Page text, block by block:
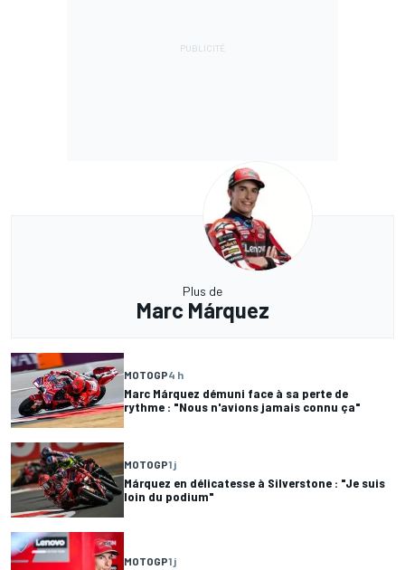
Plus de
Marc Márquez
MOTOGP4 h
Marc Márquez démuni face à sa perte de
rythme : "Nous n'avions jamais connu ça"
MOTOGP1 j
Márquez en délicatesse à Silverstone : "Je suis
loin du podium"
MOTOGP1 j